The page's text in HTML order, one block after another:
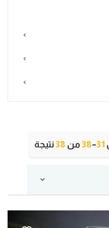
31
–
38 من 38نتيجة